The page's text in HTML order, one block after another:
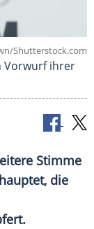
Shutterstock.com
Vorwurf ihrer
Stimme
die